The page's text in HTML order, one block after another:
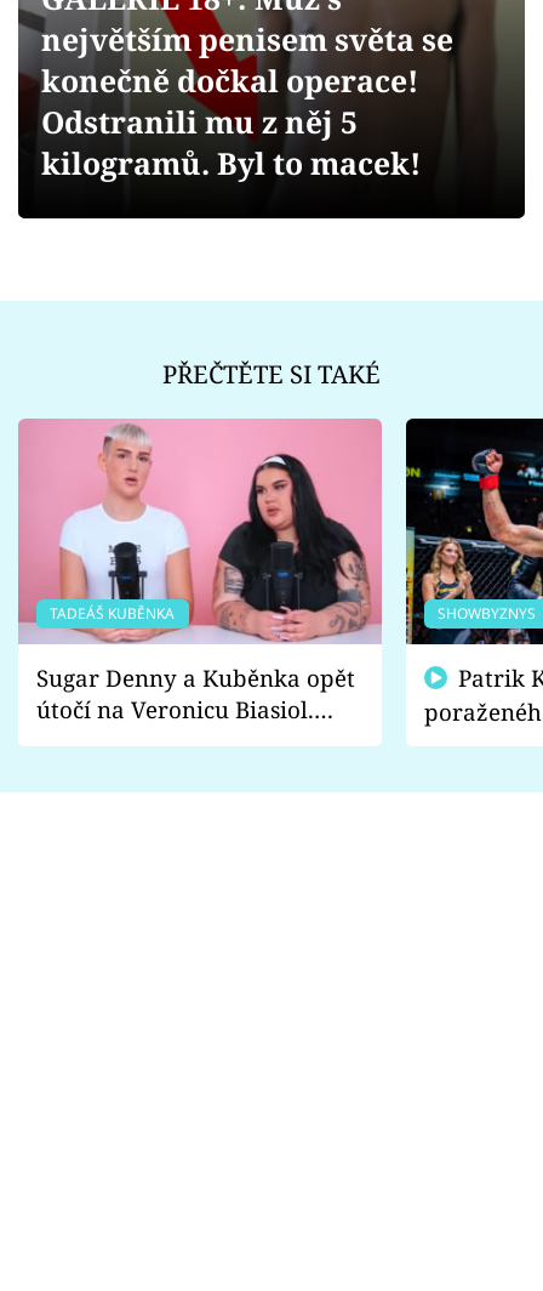
Videa
Sledujte prima+
největším penisem světa se
konečně dočkal operace!
Odstranili mu z něj 5
kilogramů. Byl to macek!
PŘEČTĚTE SI TAKÉ
TADEÁŠ KUBĚNKA
Sugar Denny a Kuběnka opět
útočí na Veronicu Biasiol.
Proč je podle nich falešná a
SHOWBYZNYS
fanoušci